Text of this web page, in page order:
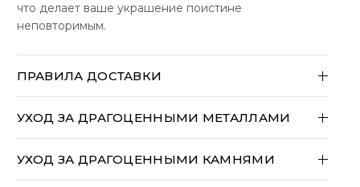
что делает ваше украшение поистине
неповторимым.
ПРАВИЛА ДОСТАВКИ
рабочих дней.
Международные заказы могут облагаться
таможенными пошлинами, импортными налогами
и сборами при доставке.Эти расходы несет
УХОД ЗА ДРАГОЦЕННЫМИ МЕТАЛЛАМИ
УХОД ЗА ДРАГОЦЕННЫМИ КАМНЯМИ